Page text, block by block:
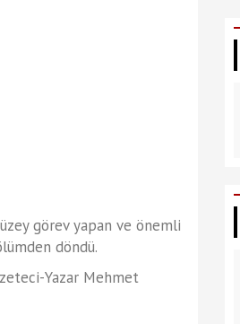
görev yapan ve önemli
döndü.
Yazar Mehmet